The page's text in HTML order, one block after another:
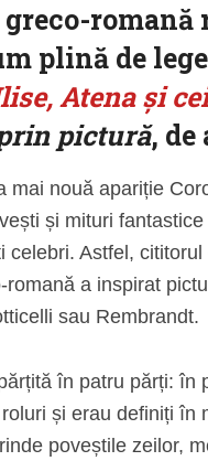
plină de
Atena și
pictură, de
mai nouă apariție
și mituri
celebri. Astfel,
romană a inspirat
sau Rembrandt.
în patru părți: în
și erau definiți în
poveștile zeilor,